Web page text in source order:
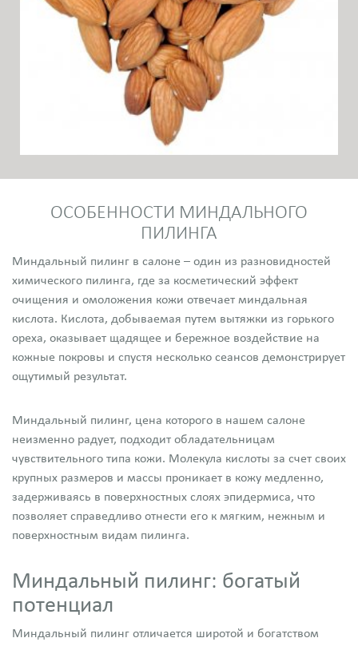
ОСОБЕННОСТИ МИНДАЛЬНОГО
ПИЛИНГА
Миндальный пилинг в салоне – один из разновидностей
химического пилинга, где за косметический эффект
очищения и омоложения кожи отвечает миндальная
кислота. Кислота, добываемая путем вытяжки из горького
ореха, оказывает щадящее и бережное воздействие на
кожные покровы и спустя несколько сеансов демонстрирует
ощутимый результат.
Миндальный пилинг, цена которого в нашем салоне
неизменно радует, подходит обладательницам
чувствительного типа кожи. Молекула кислоты за счет своих
крупных размеров и массы проникает в кожу медленно,
задерживаясь в поверхностных слоях эпидермиса, что
позволяет справедливо отнести его к мягким, нежным и
поверхностным видам пилинга.
Миндальный пилинг: богатый
потенциал
Миндальный пилинг отличается широтой и богатством